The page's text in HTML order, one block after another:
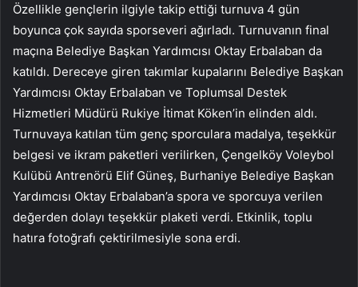
Özellikle gençlerin ilgiyle takip ettiği turnuva 4 gün
boyunca çok sayıda sporseveri ağırladı. Turnuvanın final
maçına Belediye Başkan Yardımcısı Oktay Erbalaban da
katıldı. Dereceye giren takımlar kupalarını Belediye Başkan
Yardımcısı Oktay Erbalaban ve Toplumsal Destek
Hizmetleri Müdürü Rukiye İtimat Köken’in elinden aldı.
Turnuvaya katılan tüm genç sporculara madalya, teşekkür
belgesi ve ikram paketleri verilirken, Çengelköy Voleybol
Kulübü Antrenörü Elif Güneş, Burhaniye Belediye Başkan
Yardımcısı Oktay Erbalaban’a spora ve sporcuya verilen
değerden dolayı teşekkür plaketi verdi. Etkinlik, toplu
hatıra fotoğrafı çektirilmesiyle sona erdi.